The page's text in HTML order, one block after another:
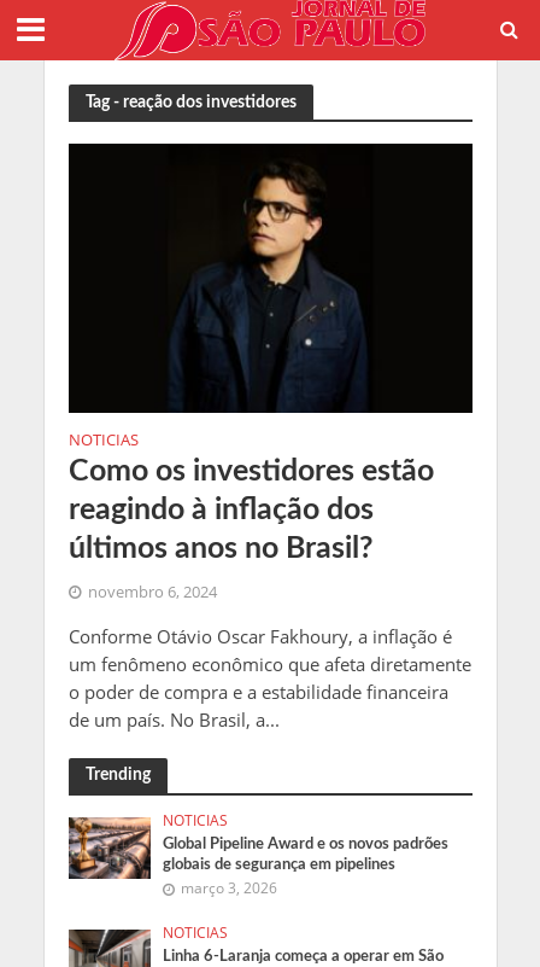
Tag - reação dos investidores
NOTICIAS
Como os investidores estão
reagindo à inflação dos
últimos anos no Brasil?
novembro 6, 2024
Conforme Otávio Oscar Fakhoury, a inflação é
um fenômeno econômico que afeta diretamente
o poder de compra e a estabilidade financeira
de um país. No Brasil, a...
Trending
NOTICIAS
Global Pipeline Award e os novos padrões
globais de segurança em pipelines
março 3, 2026
NOTICIAS
Linha 6-Laranja começa a operar em São